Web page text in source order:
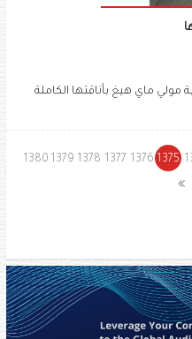
​مولي ماي هيغ​ بأناقتها الكاملة
1375
1376
1377
1378
1379
1380